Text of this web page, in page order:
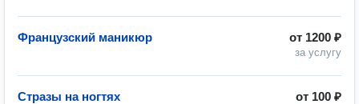
от 1200 ₽
за услугу
Французский маникюр
от 100 ₽
Стразы на ногтях